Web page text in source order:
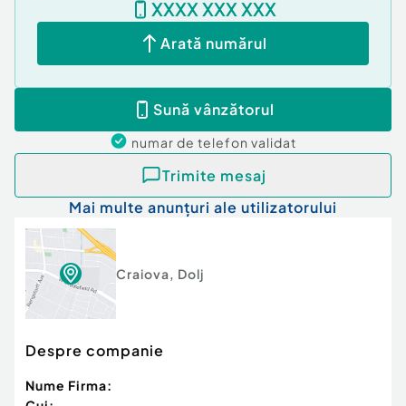
La prețul afișat se aplică TVA.
Cod ofertă / ID BLITZ: P172205
Id intern: P172205
Confort:1
Bloc de apartamente
Număr Băi:1
XXXX XXX XXX
Arată numărul
Sună vânzătorul
numar de telefon validat
Trimite mesaj
Mai multe anunțuri ale utilizatorului
Craiova, Dolj
Despre companie
Nume Firma: